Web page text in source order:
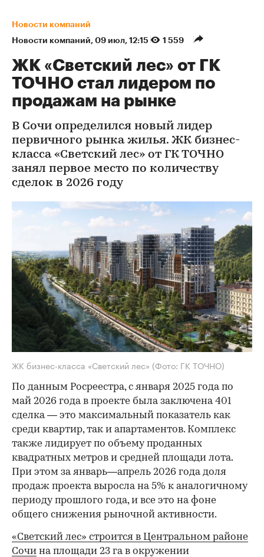
Новости компаний
Новости компаний⁠, 09 июл, 12:15 1 559
ЖК «Светский лес» от ГК
ТОЧНО стал лидером по
продажам на рынке
В Сочи определился новый лидер
первичного рынка жилья. ЖК бизнес-
класса «Светский лес» от ГК ТОЧНО
занял первое место по количеству
сделок в 2026 году
ЖК бизнес-класса «Светский лес» (Фото: ГК ТОЧНО)
По данным Росреестра, с января 2025 года по
май 2026 года в проекте была заключена 401
сделка — это максимальный показатель как
среди квартир, так и апартаментов. Комплекс
также лидирует по объему проданных
квадратных метров и средней площади лота.
При этом за январь—апрель 2026 года доля
продаж проекта выросла на 5% к аналогичному
периоду прошлого года, и все это на фоне
общего снижения рыночной активности.
«Светский лес» строится в Центральном районе
Сочи на площади 23 га в окружении